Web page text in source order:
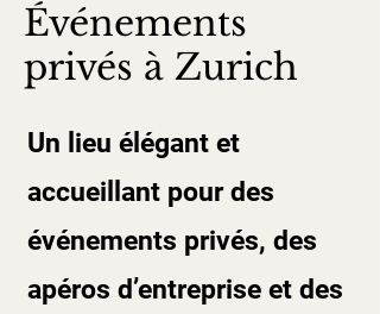
Événements
privés à Zurich
Un lieu élégant et
accueillant pour des
événements privés, des
apéros d’entreprise et des